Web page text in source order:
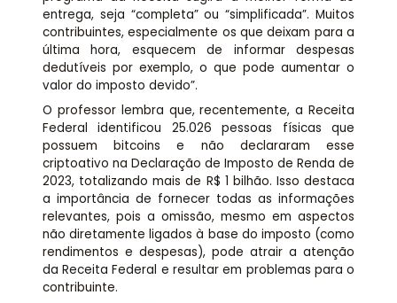
entrega, seja “completa” ou “simplificada”. Muitos
contribuintes, especialmente os que deixam para a
última hora, esquecem de informar despesas
dedutíveis por exemplo, o que pode aumentar o
valor do imposto devido”.
O professor lembra que, recentemente, a Receita
Federal identificou 25.026 pessoas físicas que
possuem bitcoins e não declararam esse
criptoativo na Declaração de Imposto de Renda de
2023, totalizando mais de R$ 1 bilhão. Isso destaca
a importância de fornecer todas as informações
relevantes, pois a omissão, mesmo em aspectos
não diretamente ligados à base do imposto (como
rendimentos e despesas), pode atrair a atenção
da Receita Federal e resultar em problemas para o
contribuinte.